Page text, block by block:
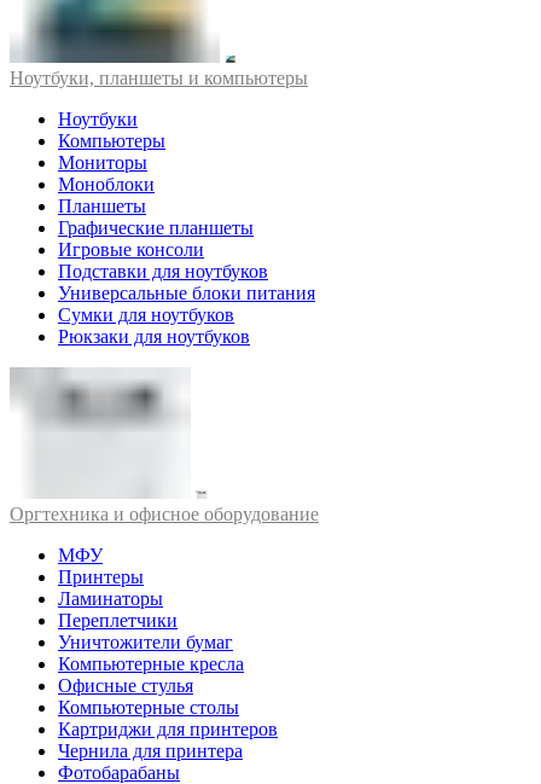
Ноутбуки, планшеты и компьютеры
Ноутбуки
Компьютеры
Мониторы
Моноблоки
Планшеты
Графические планшеты
Игровые консоли
Подставки для ноутбуков
Универсальные блоки питания
Сумки для ноутбуков
Рюкзаки для ноутбуков
Оргтехника и офисное оборудование
МФУ
Принтеры
Ламинаторы
Переплетчики
Уничтожители бумаг
Компьютерные кресла
Офисные стулья
Компьютерные столы
Картриджи для принтеров
Чернила для принтера
Фотобарабаны